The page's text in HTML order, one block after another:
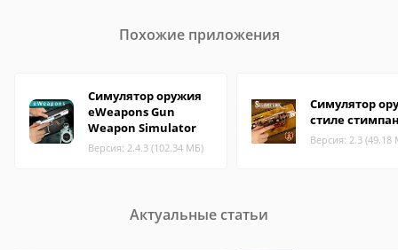
Похожие приложения
Симулятор оружия
eWeapons Gun
Weapon Simulator
Версия: 2.4.3 (102.34 МБ)
Симулятор
стиле
Версия: 2.3 (49.18
Актуальные статьи